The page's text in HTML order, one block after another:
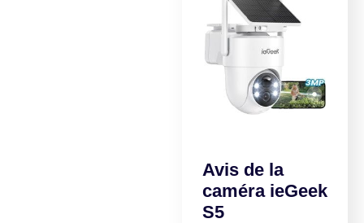
Avis de la
caméra ieGeek
S5